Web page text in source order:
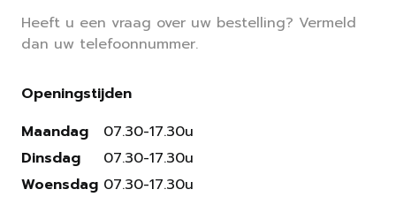
Heeft u een vraag over uw bestelling? Vermeld
dan uw telefoonnummer.
Openingstijden
Maandag
Dinsdag
Woensdag
07.30-17.30u
07.30-17.30u
07.30-17.30u